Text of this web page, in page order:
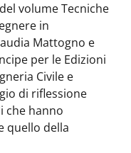
volume Tecniche
in
Mattogno e
per le Edizioni
Civile e
di riflessione
che hanno
quello della